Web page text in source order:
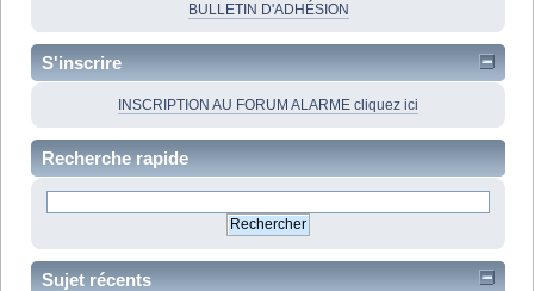
BULLETIN D'ADHÉSION
S'inscrire
INSCRIPTION AU FORUM ALARME cliquez ici
Recherche rapide
Sujet récents